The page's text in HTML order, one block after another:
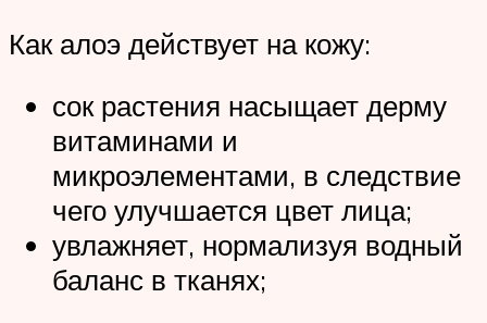
Как алоэ действует на кожу:
сок растения насыщает дерму
витаминами и
микроэлементами, в следствие
чего улучшается цвет лица;
увлажняет, нормализуя водный
баланс в тканях;